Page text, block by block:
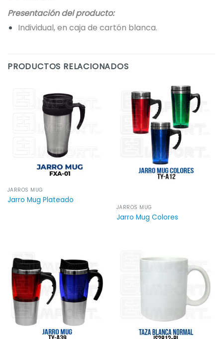
Presentación del producto:
Individual, en caja de cartón blanca.
PRODUCTOS RELACIONADOS
JARROS MUG
Jarro Mug Plateado
JARROS MUG
Jarro Mug Colores